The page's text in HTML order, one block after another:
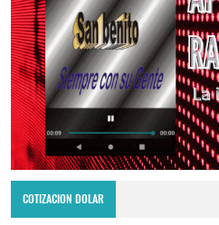
COTIZACION DOLAR